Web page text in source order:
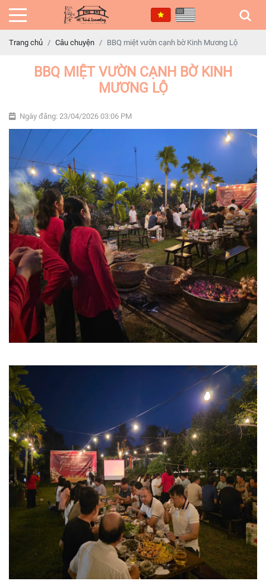
Trang chủ Câu chuyện BBQ miệt vườn cạnh bờ Kinh Mương Lộ
BBQ MIỆT VƯỜN CẠNH BỜ KINH
MƯƠNG LỘ
Ngày đăng: 23/04/2026 03:06 PM